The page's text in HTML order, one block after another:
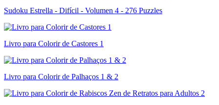
Sudoku Estrella - Difícil - Volumen 4 - 276 Puzzles
Livro para Colorir de Castores 1
Livro para Colorir de Palhaços 1 & 2